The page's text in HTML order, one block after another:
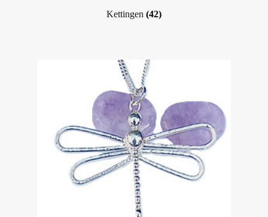
Kettingen (42)